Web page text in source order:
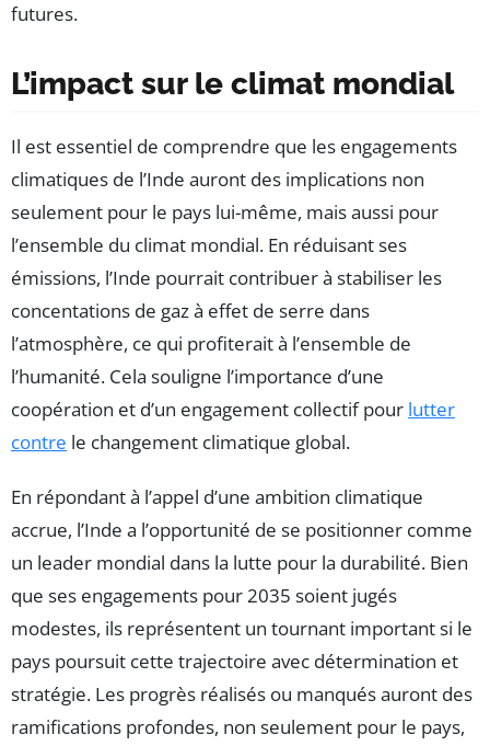
futures.
L’impact sur le climat mondial
Il est essentiel de comprendre que les engagements
climatiques de l’Inde auront des implications non
seulement pour le pays lui-même, mais aussi pour
l’ensemble du climat mondial. En réduisant ses
émissions, l’Inde pourrait contribuer à stabiliser les
concentations de gaz à effet de serre dans
l’atmosphère, ce qui profiterait à l’ensemble de
l’humanité. Cela souligne l’importance d’une
coopération et d’un engagement collectif pour lutter
contre le changement climatique global.
En répondant à l’appel d’une ambition climatique
accrue, l’Inde a l’opportunité de se positionner comme
un leader mondial dans la lutte pour la durabilité. Bien
que ses engagements pour 2035 soient jugés
modestes, ils représentent un tournant important si le
pays poursuit cette trajectoire avec détermination et
stratégie. Les progrès réalisés ou manqués auront des
ramifications profondes, non seulement pour le pays,